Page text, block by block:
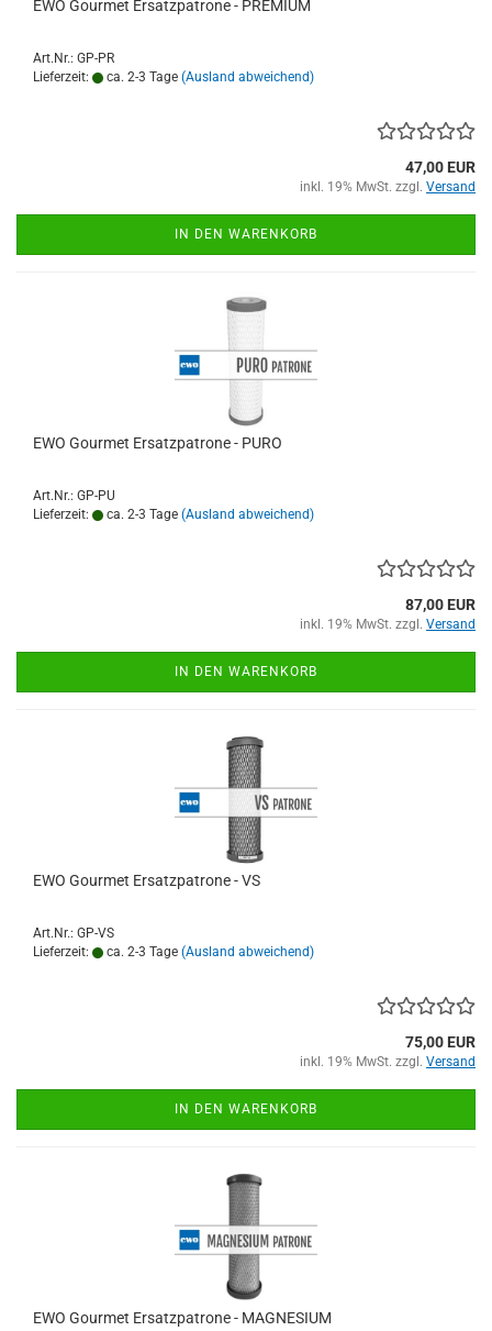
EWO Gourmet Ersatzpatrone - PREMIUM
Art.Nr.: GP-PR
Lieferzeit:
ca. 2-3 Tage (Ausland abweichend)
47,00 EUR
inkl. 19% MwSt. zzgl. Versand
IN DEN WARENKORB
EWO Gourmet Ersatzpatrone - PURO
Art.Nr.: GP-PU
Lieferzeit:
ca. 2-3 Tage (Ausland abweichend)
87,00 EUR
inkl. 19% MwSt. zzgl. Versand
IN DEN WARENKORB
EWO Gourmet Ersatzpatrone - VS
Art.Nr.: GP-VS
Lieferzeit:
ca. 2-3 Tage (Ausland abweichend)
75,00 EUR
inkl. 19% MwSt. zzgl. Versand
IN DEN WARENKORB
EWO Gourmet Ersatzpatrone - MAGNESIUM